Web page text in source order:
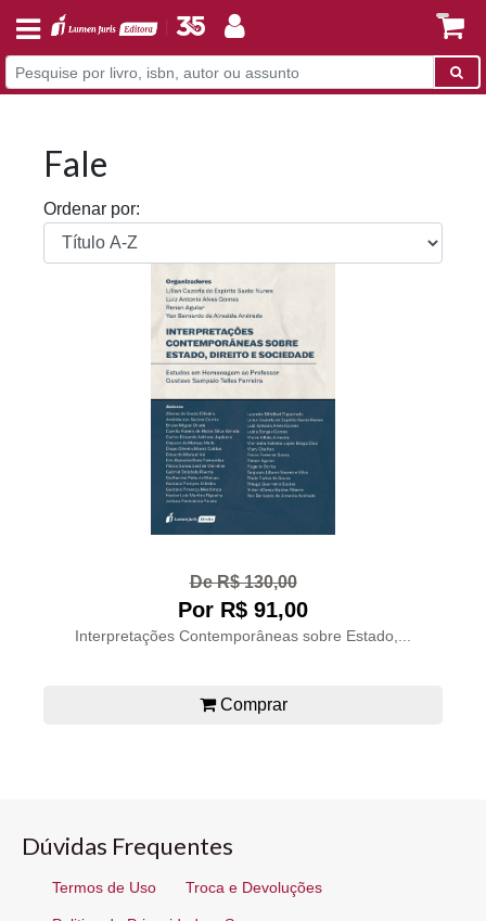
Fale
Ordenar por:
De R$ 130,00
Por R$ 91,00
Interpretações Contemporâneas sobre Estado,...
Comprar
Dúvidas Frequentes
Termos de Uso Troca e Devoluções